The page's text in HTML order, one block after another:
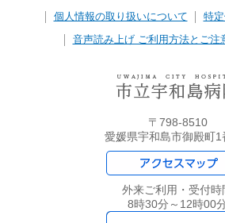
個人情報の取り扱いについて 特
音声読み上げ ご利用方法とご注
〒798-8510
愛媛県宇和島市御殿町1
外来ご利用・受付時
8時30分～12時00